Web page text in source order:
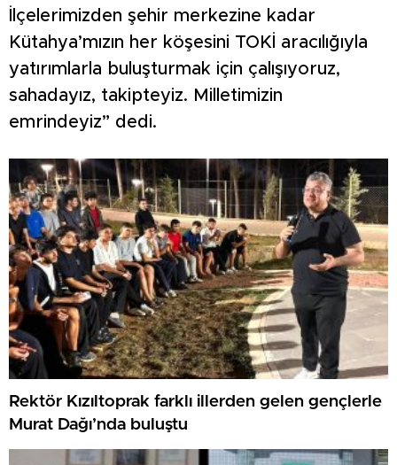
İlçelerimizden şehir merkezine kadar
Kütahya’mızın her köşesini TOKİ aracılığıyla
yatırımlarla buluşturmak için çalışıyoruz,
sahadayız, takipteyiz. Milletimizin
emrindeyiz” dedi.
Rektör Kızıltoprak farklı illerden gelen gençlerle
Murat Dağı’nda buluştu